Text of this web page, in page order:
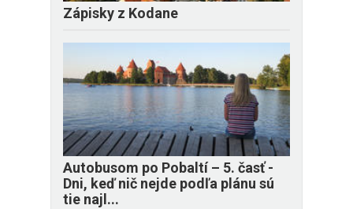
Zápisky z Kodane
​Autobusom po Pobaltí – 5. časť -
Dni, keď nič nejde podľa plánu sú
tie najl...